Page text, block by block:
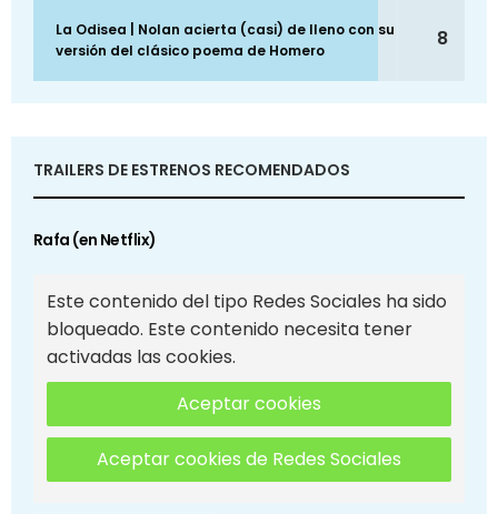
La Odisea | Nolan acierta (casi) de lleno con su
versión del clásico poema de Homero
8
TRAILERS DE ESTRENOS RECOMENDADOS
Rafa (en Netflix)
Este contenido del tipo Redes Sociales ha sido
bloqueado. Este contenido necesita tener
activadas las cookies.
Aceptar cookies
Aceptar cookies de Redes Sociales